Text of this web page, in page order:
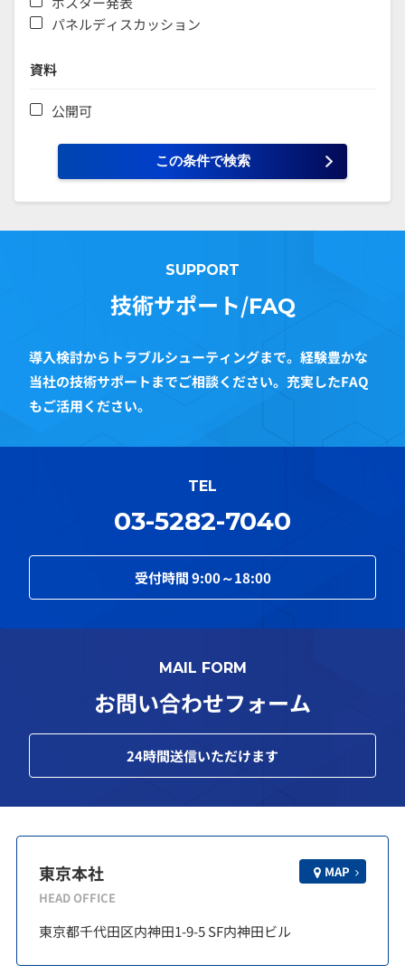
パネルディスカッション
資料
公開可
SUPPORT
技術サポート/FAQ
導入検討からトラブルシューティングまで。経験豊かな
当社の技術サポートまでご相談ください。充実したFAQ
もご活用ください。
TEL
03-5282-7040
受付時間9:00～18:00
MAIL FORM
お問い合わせフォーム
24時間送信いただけます
東京本社
HEAD OFFICE
MAP
東京都千代田区内神田1-9-5 SF内神田ビル